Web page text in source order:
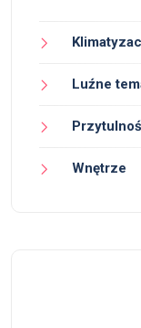
Luźne
Wnętrze